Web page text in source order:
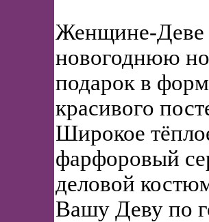
Женщине-Деве
новогоднюю
подарок в
красивого
Широкое
фарфоровый
деловой
Вашу Деву по